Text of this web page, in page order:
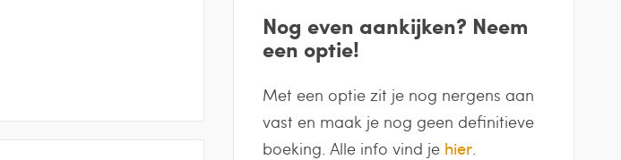
Nog even aankijken? Neem
een optie!
Met een optie zit je nog nergens aan
vast en maak je nog geen definitieve
boeking. Alle info vind je hier.